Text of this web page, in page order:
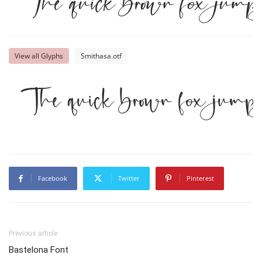
View all Glyphs Smithasa.otf
The quick brown fox
Facebook Twitter Pinterest
Previous article
Bastelona Font